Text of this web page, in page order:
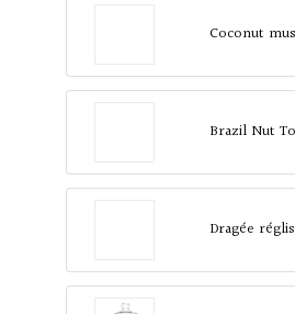
Coconut
Brazil Nut
Dragée